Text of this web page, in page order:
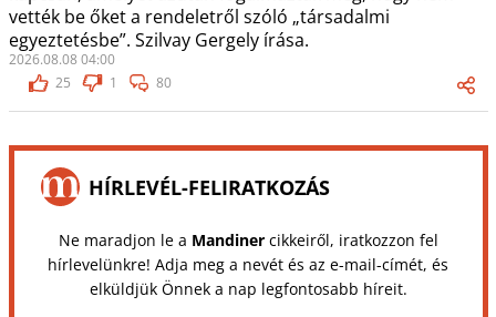
vették be őket a rendeletről szóló „társadalmi
egyeztetésbe”. Szilvay Gergely írása.
2026.08.08 04:00
25
1 80
HÍRLEVÉL-FELIRATKOZÁS
Ne maradjon le a Mandinercikkeiről, iratkozzon fel
hírlevelünkre! Adja meg a nevét és az e-mail-címét, és
elküldjük Önnek a nap legfontosabb híreit.